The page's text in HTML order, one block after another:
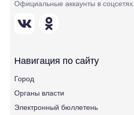
Официальные аккаунты в соцсетях
Навигация по сайту
Город
Органы власти
Электронный бюллетень